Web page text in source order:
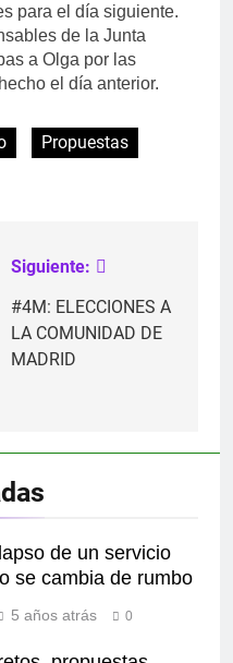
para el día siguiente.
de la Junta
a Olga por las
el día anterior.
Propuestas
Siguiente:
#4M: ELECCIONES A
LA COMUNIDAD DE
MADRID
de un servicio
se cambia de rumbo
5 años atrás 0